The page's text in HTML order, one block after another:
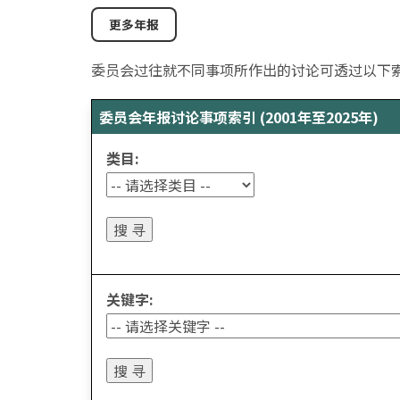
更多年报
委员会过往就不同事项所作出的讨论可透过以下
委员会年报讨论事项索引 (2001年至2025年)
类目:
关键字: